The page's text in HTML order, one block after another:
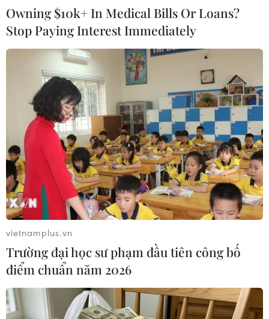
#Cao tốc Mai Sơn-Quốc lộ 45
#Tai nạn giao thông
Thanh Hóa
Theo dõi VietnamPlus
Owning $10k+ In Medical Bills Or Loans?
Stop Paying Interest Immediately
vietnamplus.vn
Trường đại học sư phạm đầu tiên công bố
điểm chuẩn năm 2026